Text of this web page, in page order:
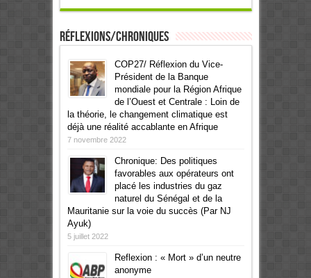
Réflexions/Chroniques
COP27/ Réflexion du Vice-
Président de la Banque
mondiale pour la Région Afrique
de l’Ouest et Centrale : Loin de
la théorie, le changement climatique est
déjà une réalité accablante en Afrique
7 novembre 2022
Chronique: Des politiques
favorables aux opérateurs ont
placé les industries du gaz
naturel du Sénégal et de la
Mauritanie sur la voie du succès (Par NJ
Ayuk)
5 juillet 2022
Reflexion : « Mort » d’un neutre
anonyme